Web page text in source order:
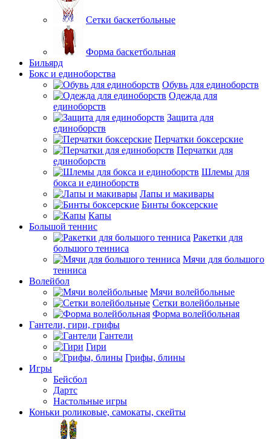
Сетки баскетбольные
Форма баскетбольная
Бильярд
Бокс и единоборства
Обувь для единоборств
Одежда для
единоборств
Защита для
единоборств
Перчатки боксерские
Перчатки для
единоборств
Шлемы для
бокса и единоборств
Лапы и макивары
Бинты боксерские
Капы
Большой теннис
Ракетки для
большого тенниса
Мячи для большого
тенниса
Волейбол
Мячи волейбольные
Сетки волейбольные
Форма волейбольная
Гантели, гири, грифы
Гантели
Гири
Грифы, блины
Игры
Бейсбол
Дартс
Настольные игры
Коньки роликовые, самокаты, скейты